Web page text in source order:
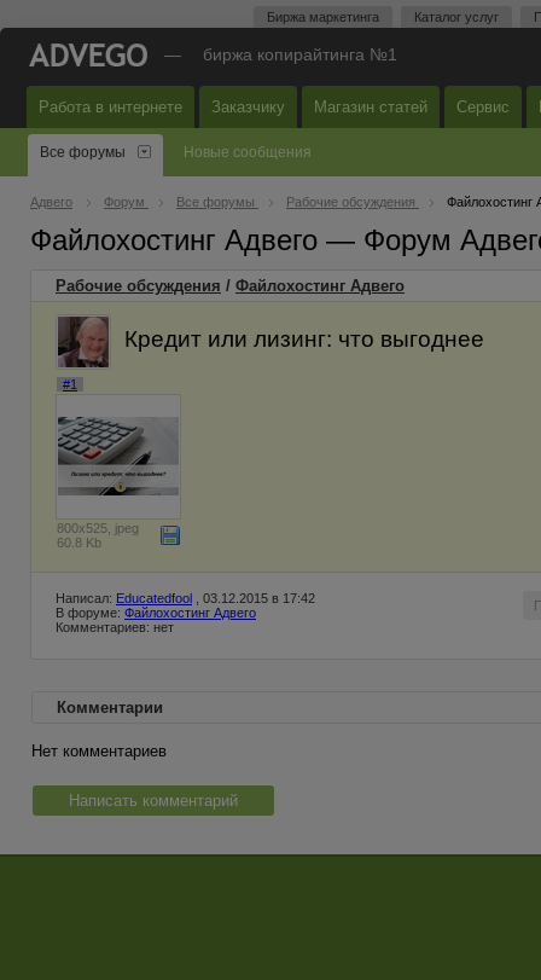
Биржа маркетинга Каталог услуг
— биржа копирайтинга №1
Работа в интернете Заказчику Магазин статей Сервис
Все форумы Новые сообщения
Адвего Форум Все форумы Рабочие обсуждения Файлохостинг
Файлохостинг Адвего — Форум
Рабочие обсуждения / Файлохостинг Адвего
Кредит или лизинг: что выгоднее
#1
800x525, jpeg
60.8 Kb
Написал: Educatedfool , 03.12.2015 в 17:42
В форуме: Файлохостинг Адвего
Комментариев: нет
Комментарии
Нет комментариев
Написать комментарий